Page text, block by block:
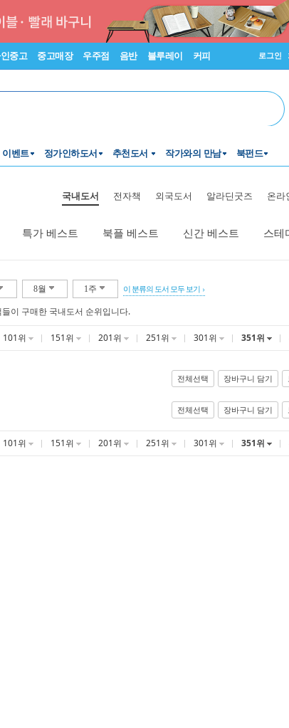
중고 중고매장 우주점 음반 블루레이 커피 로그인
이벤트 정가인하도서 추천도서 작가와의 만남 북펀드
국내도서 전자책 외국도서 알라딘굿즈 온라
특가 베스트 북플 베스트 신간 베스트 스테
8월 1주 이 분류의 도서 모두 보기
이 구매한 국내도서 순위입니다.
101위 151위 201위 251위 301위 351위
전체선택 장바구니 담기
전체선택 장바구니 담기
101위 151위 201위 251위 301위 351위